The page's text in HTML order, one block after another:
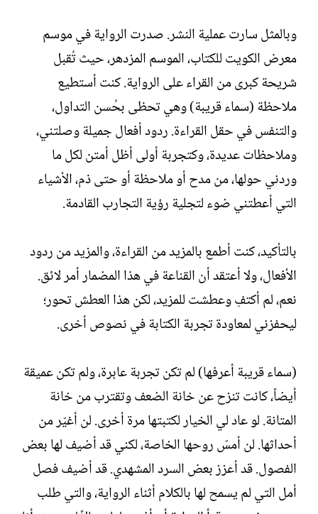
وبالمثل سارت عملية النشر. صدرت الرواية في موسم
معرض الكويت للكتاب، الموسم المزدهر، حيث تُقبل
شريحة كبرى من القراء على الرواية. كنت أستطيع
ملاحظة (سماء قريبة) وهي تحظى بحُسن التداول،
والتنفس في حقل القراءة. ردود أفعال جميلة وصلتني،
وملاحظات عديدة، وكتجربة أولى أظل أمتن لكل ما
وردني حولها، من مدح أو ملاحظة أو حتى ذم، الأشياء
التي أعطتني ضوء لتجلية رؤية التجارب القادمة.
بالتأكيد، كنت أطمع بالمزيد من القراءة، والمزيد من ردود
الأفعال، ولا أعتقد أن القناعة في هذا المضمار أمر لائق.
نعم، لم أكتفِ وعطشت للمزيد، لكن هذا العطش تحور؛
ليحفزني لمعاودة تجربة الكتابة في نصوص أخرى.
(سماء قريبة أعرفها) لم تكن تجربة عابرة، ولم تكن عميقة
أيضاً، كانت تنزح عن خانة الضعف وتقترب من خانة
المتانة. لو عاد لي الخيار لكتبتها مرة أخرى. لن أغيّر من
أحداثها. لن أمسّ روحها الخاصة، لكني قد أضيف لها بعض
الفصول. قد أعزز بعض السرد المشهدي. قد أضيف فصل
أمل التي لم يسمح لها بالكلام أثناء الرواية، والتي طلب